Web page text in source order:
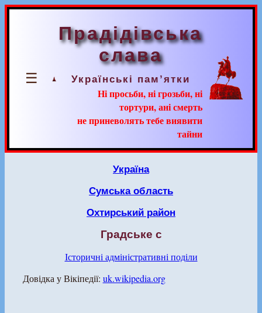
☰
Прадідівська
слава
Українські пам’ятки
Ні просьби, ні грозьби, ні
тортури, ані смерть
не приневолять тебе виявити
тайни
Україна
Сумська область
Охтирський район
Градське с
Історичні адміністративні поділи
Довідка у Вікіпедії: uk.wikipedia.org